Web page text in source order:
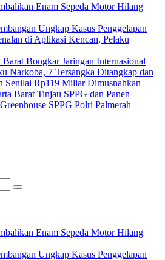
Enam Sepeda Motor Hilang
Ungkap Kasus Penggelapan
di Aplikasi Kencan, Pelaku
Barat Bongkar Jaringan Internasional
Narkoba, 7 Tersangka Ditangkap dan
Senilai Rp119 Miliar Dimusnahkan
Barat Tinjau SPPG dan Panen
SPPG Polri Palmerah
Enam Sepeda Motor Hilang
Ungkap Kasus Penggelapan